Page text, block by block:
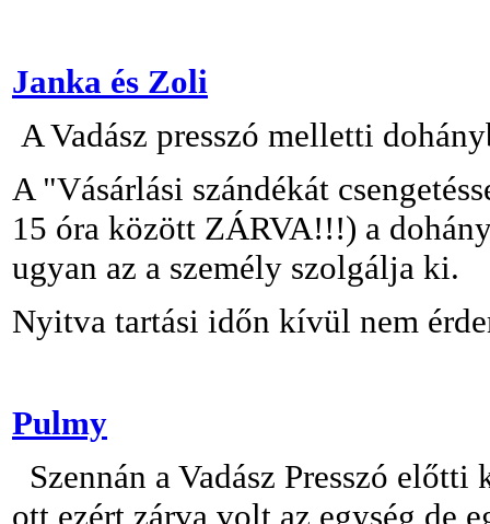
Janka és Zoli
A Vadász presszó melletti
A "Vásárlási szándékát
15 óra között ZÁRVA!!!) a
ugyan az a személy szolgálja ki.
Nyitva tartási időn kívül nem
Pulmy
Szennán a Vadász Presszó
ott,ezért zárva volt az egység,de